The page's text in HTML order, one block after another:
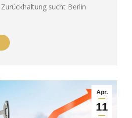
sucht Berlin
Apr.
11